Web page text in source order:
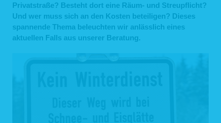
Privatstraße? Besteht dort eine Räum- und Streupflicht?
Und wer muss sich an den Kosten beteiligen? Dieses
spannende Thema beleuchten wir anlässlich eines
aktuellen Falls aus unserer Beratung.